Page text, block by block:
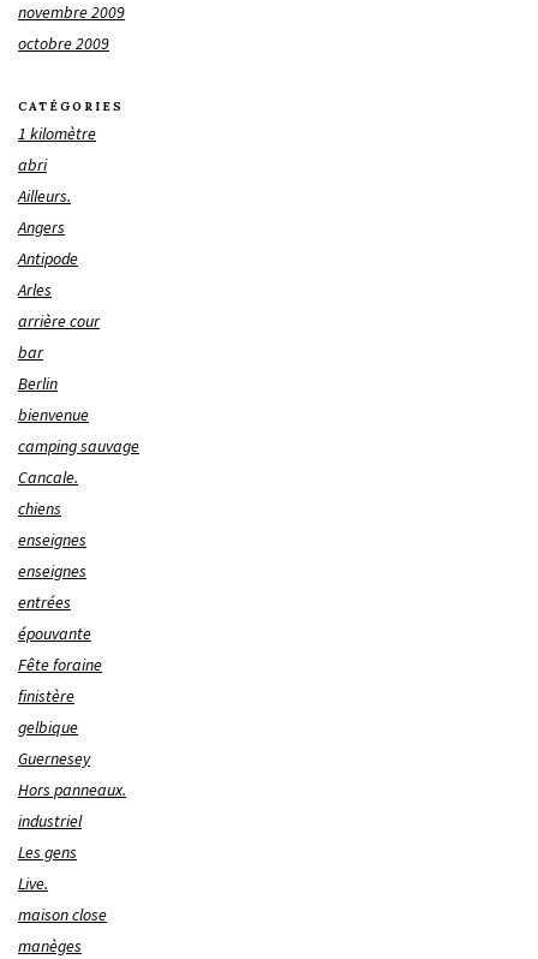
novembre 2009
octobre 2009
CATÉGORIES
1 kilomètre
abri
Ailleurs.
Angers
Antipode
Arles
arrière cour
bar
Berlin
bienvenue
camping sauvage
Cancale.
chiens
enseignes
enseignes
entrées
épouvante
Fête foraine
finistère
gelbique
Guernesey
Hors panneaux.
industriel
Les gens
Live.
maison close
manèges